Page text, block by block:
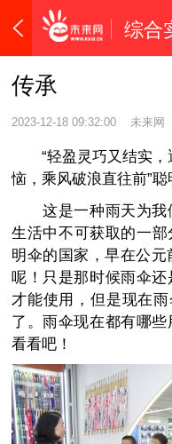
综合
传承
2023-12-18 09:32:00 未来网
“轻盈灵巧又结实，
恼，乘风破浪直往前”
这是一种雨天为我
生活中不可获取的一
明伞的国家，早在公
呢！只是那时候雨伞
才能使用，但是现在
了。雨伞现在都有哪
看看吧！